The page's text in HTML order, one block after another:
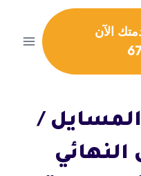
الآن
/
الحل النهائي